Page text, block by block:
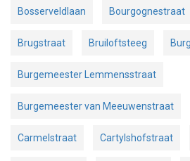
Bosserveldlaan Bourgognestraat
Brugstraat Bruiloftsteeg
Burgemeester Lemmensstraat
Burgemeester van Meeuwenstraat
Carmelstraat Cartylshofstraat